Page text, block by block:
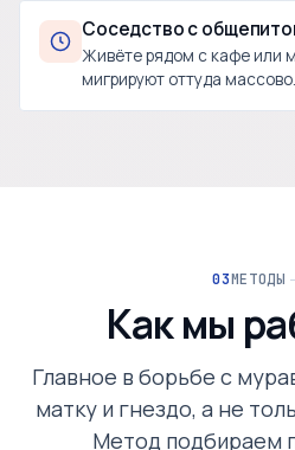
Соседство с
Живёте рядом с кафе или
мигрируют оттуда массово.
МЕТОДЫ
Как мы
Главное в борьбе с
матку и гнездо, а не
Метод подбираем